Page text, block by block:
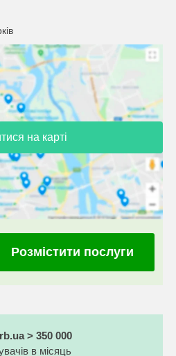
на карті
Розмістити послуги
> 350 000
в місяць